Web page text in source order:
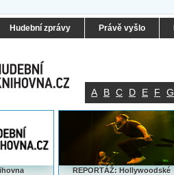
Hudební zprávy Právě vyšlo
A B C D E F G
REPORTÁŽ: Hollywoodské